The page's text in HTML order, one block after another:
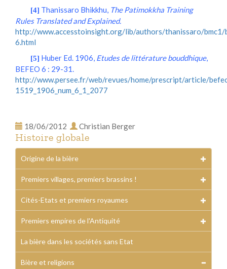
[4] Thanissaro Bhikkhu, The Patimokkha Training
Rules Translated and Explained.
http://www.accesstoinsight.org/lib/authors/thanissaro/bmc1/
6.html
[5] Huber Ed. 1906, Etudes de littérature bouddhique,
BEFEO 6 : 29-31.
http://www.persee.fr/web/revues/home/prescript/article/
1519_1906_num_6_1_2077
18/06/2012 Christian Berger
Histoire globale
Origine de la bière
Premiers villages, premiers brassins !
Cités-Etats et premiers royaumes
Premiers empires de l'Antiquité
La bière dans les sociétés sans Etat
Bière et religions